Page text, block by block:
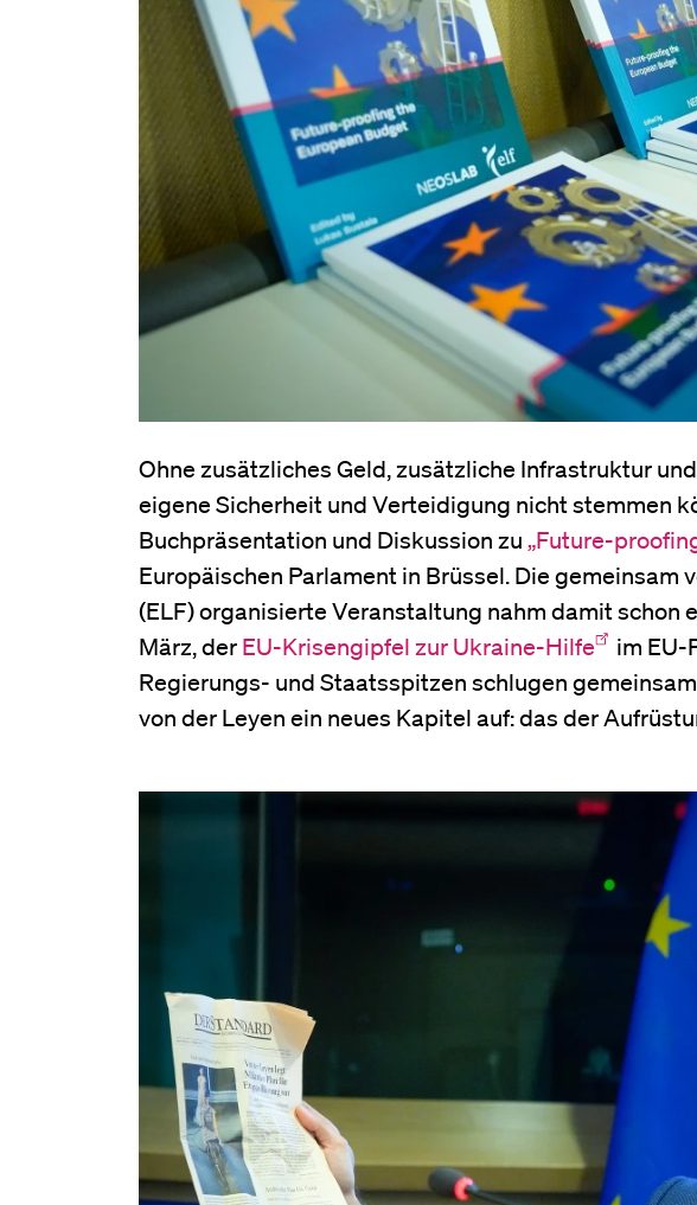
Ohne zusätzliches Geld, zusätzliche Infrastruktur
eigene Sicherheit und Verteidigung nicht stemmen
Buchpräsentation und Diskussion zu„Future-
Europäischen Parlament in Brüssel. Die gemeinsam
(ELF) organisierte Veranstaltung nahm damit schon
März, derEU-Krisengipfel zur Ukraine-Hilfe
im EU-
Regierungs- und Staatsspitzen schlugen
von der Leyen ein neues Kapitel auf: das der